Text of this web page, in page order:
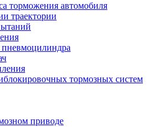
торможения автомобиля
траектории
пневмоцилиндра
тормозных систем
приводе